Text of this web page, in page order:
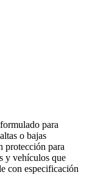
para
o bajas
protección para
y vehículos que
con especificación